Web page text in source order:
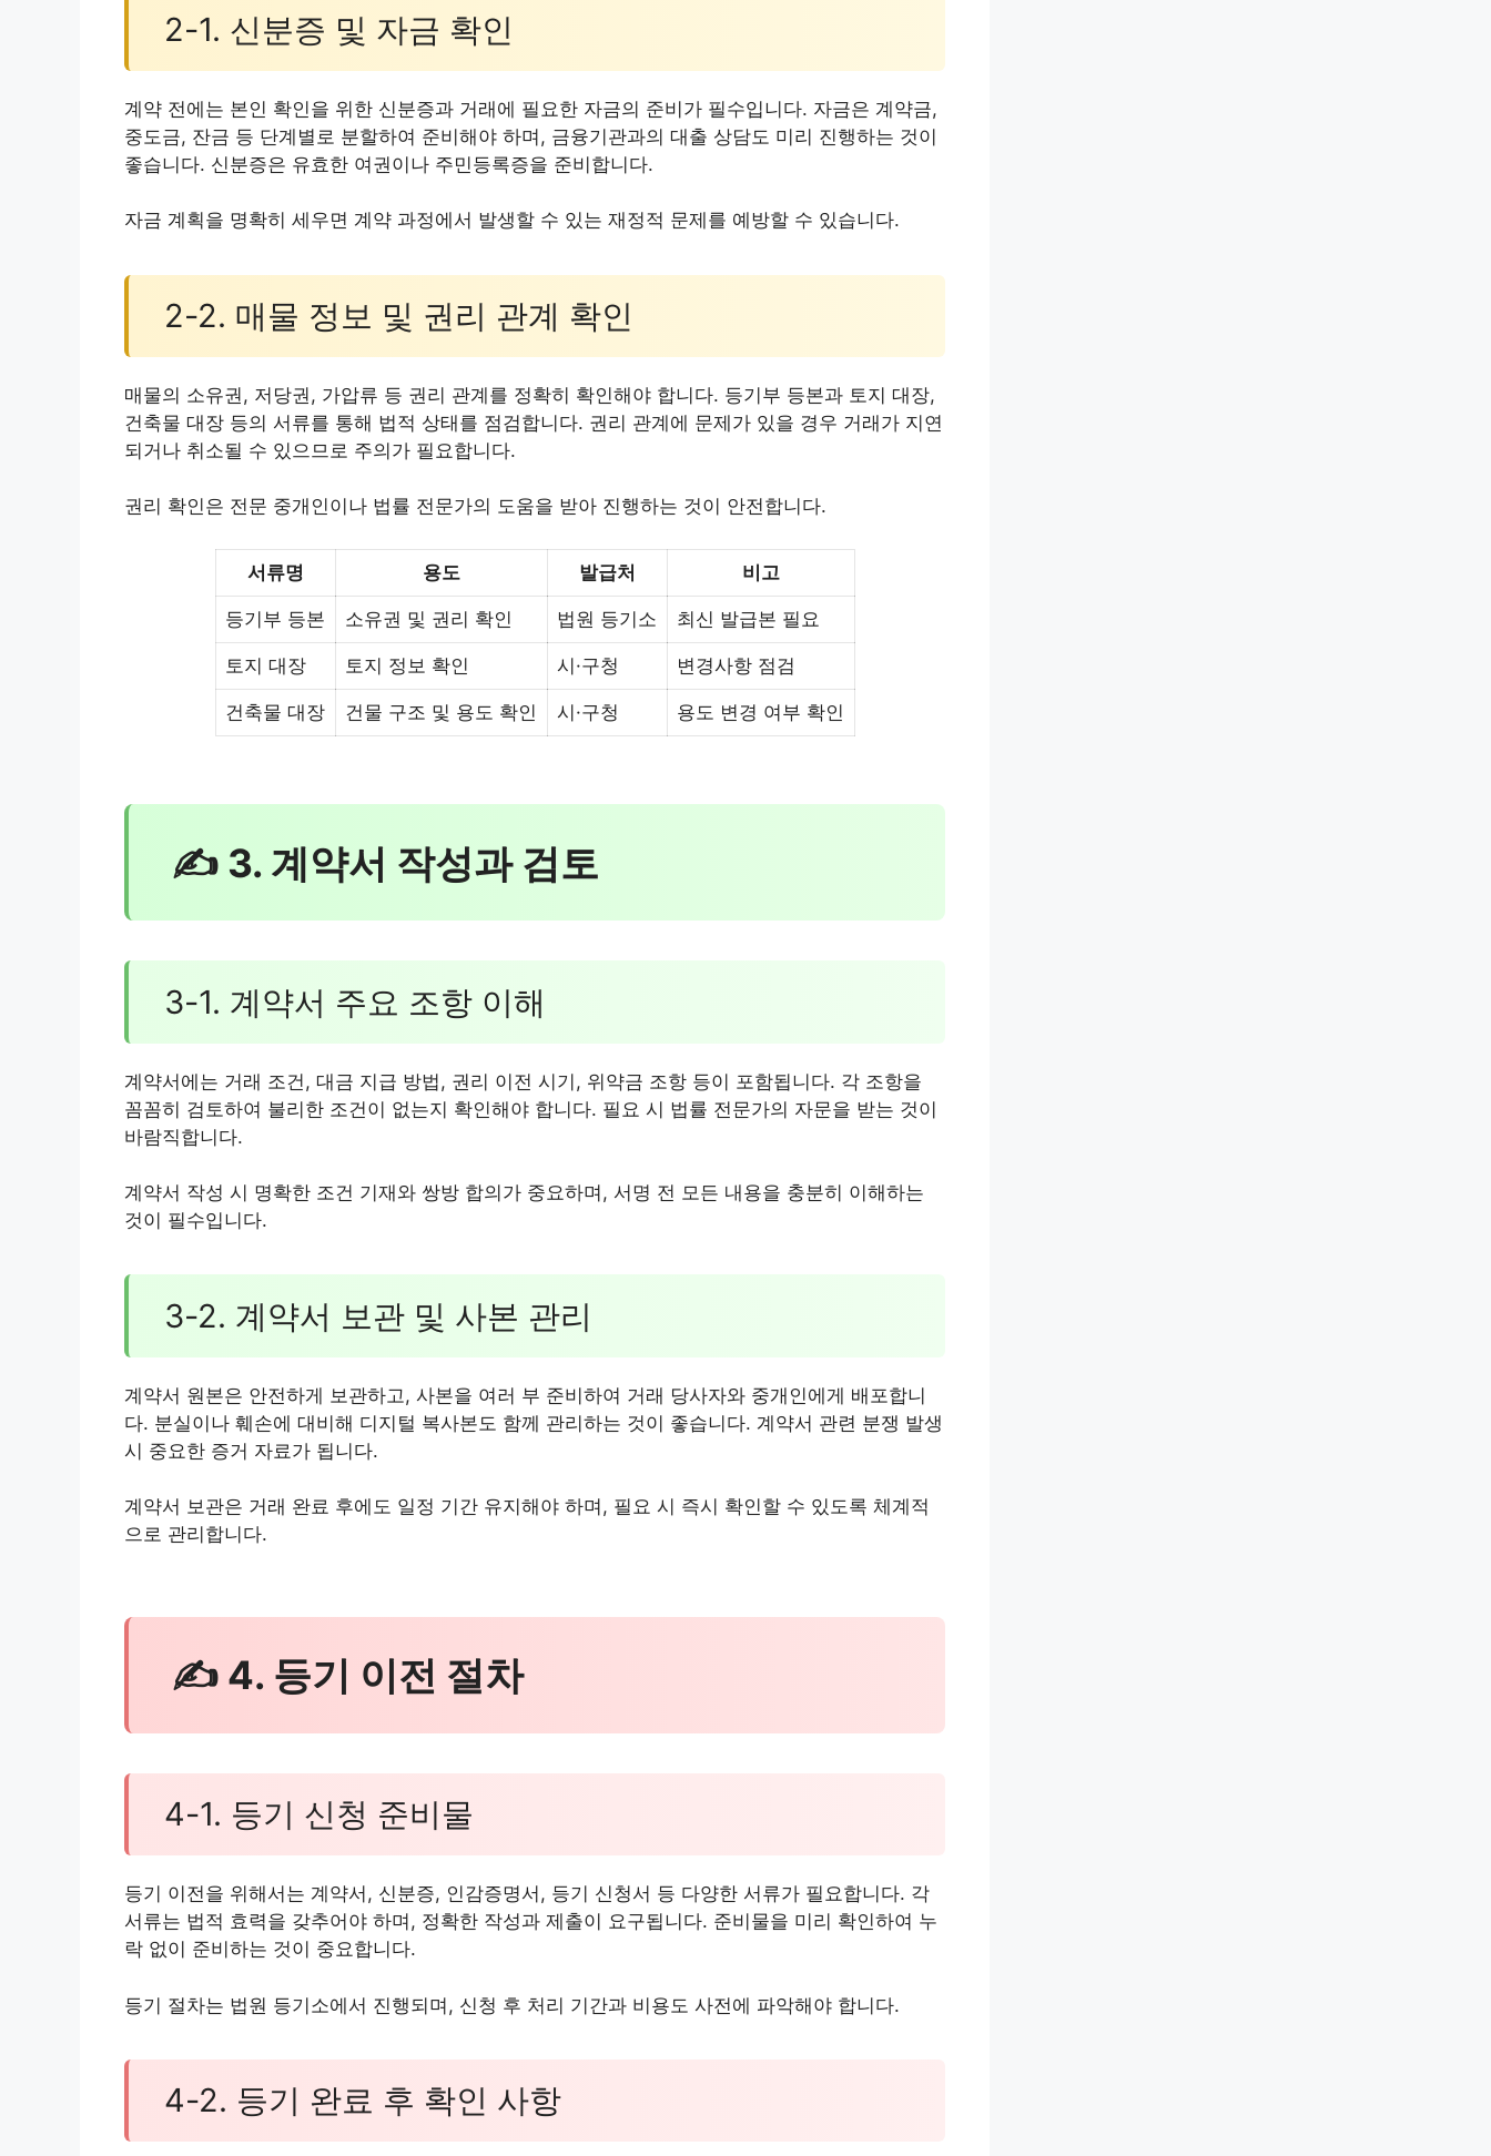
2-1. 신분증 및 자금 확인
계약 전에는 본인 확인을 위한 신분증과 거래에 필요한 자금의 준비가 필수입니다. 자금은 계약금,
중도금, 잔금 등 단계별로 분할하여 준비해야 하며, 금융기관과의 대출 상담도 미리 진행하는 것이
좋습니다. 신분증은 유효한 여권이나 주민등록증을 준비합니다.
자금 계획을 명확히 세우면 계약 과정에서 발생할 수 있는 재정적 문제를 예방할 수 있습니다.
2-2. 매물 정보 및 권리 관계 확인
매물의 소유권, 저당권, 가압류 등 권리 관계를 정확히 확인해야 합니다. 등기부 등본과 토지 대장,
건축물 대장 등의 서류를 통해 법적 상태를 점검합니다. 권리 관계에 문제가 있을 경우 거래가 지연
되거나 취소될 수 있으므로 주의가 필요합니다.
권리 확인은 전문 중개인이나 법률 전문가의 도움을 받아 진행하는 것이 안전합니다.
서류명 용도 발급처 비고
등기부 등본 소유권 및 권리 확인 법원 등기소 최신 발급본 필요
토지 대장 토지 정보 확인 시·구청 변경사항 점검
건축물 대장 건물 구조 및 용도 확인 시·구청 용도 변경 여부 확인
✍ 3. 계약서 작성과 검토
3-1. 계약서 주요 조항 이해
계약서에는 거래 조건, 대금 지급 방법, 권리 이전 시기, 위약금 조항 등이 포함됩니다. 각 조항을
꼼꼼히 검토하여 불리한 조건이 없는지 확인해야 합니다. 필요 시 법률 전문가의 자문을 받는 것이
바람직합니다.
계약서 작성 시 명확한 조건 기재와 쌍방 합의가 중요하며, 서명 전 모든 내용을 충분히 이해하는
것이 필수입니다.
3-2. 계약서 보관 및 사본 관리
계약서 원본은 안전하게 보관하고, 사본을 여러 부 준비하여 거래 당사자와 중개인에게 배포합니
다. 분실이나 훼손에 대비해 디지털 복사본도 함께 관리하는 것이 좋습니다. 계약서 관련 분쟁 발생
시 중요한 증거 자료가 됩니다.
계약서 보관은 거래 완료 후에도 일정 기간 유지해야 하며, 필요 시 즉시 확인할 수 있도록 체계적
으로 관리합니다.
✍ 4. 등기 이전 절차
4-1. 등기 신청 준비물
등기 이전을 위해서는 계약서, 신분증, 인감증명서, 등기 신청서 등 다양한 서류가 필요합니다. 각
서류는 법적 효력을 갖추어야 하며, 정확한 작성과 제출이 요구됩니다. 준비물을 미리 확인하여 누
락 없이 준비하는 것이 중요합니다.
등기 절차는 법원 등기소에서 진행되며, 신청 후 처리 기간과 비용도 사전에 파악해야 합니다.
4-2. 등기 완료 후 확인 사항